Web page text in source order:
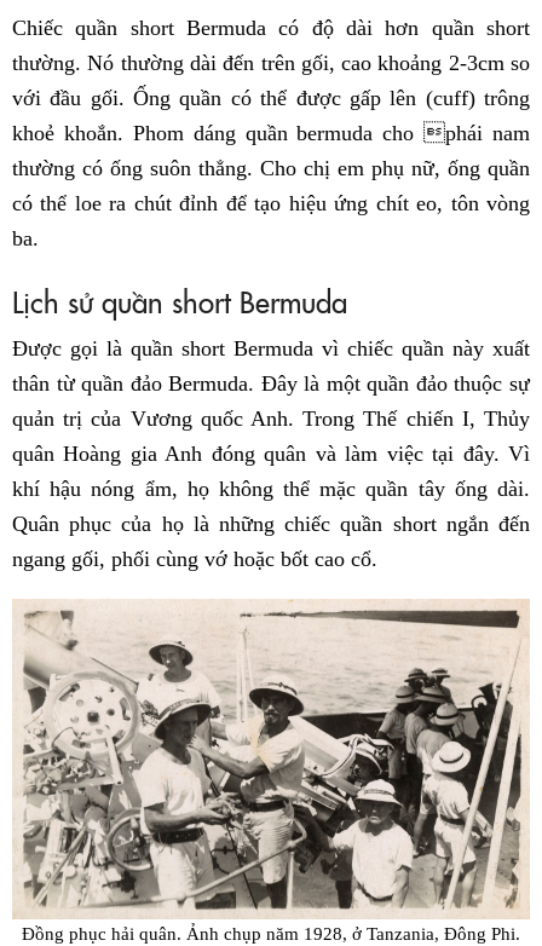
Chiếc quần short Bermuda có độ dài hơn quần short
thường. Nó thường dài đến trên gối, cao khoảng 2-3cm so
với đầu gối. Ống quần có thể được gấp lên (cuff) trông
khoẻ khoắn. Phom dáng quần bermuda cho phái nam
thường có ống suôn thẳng. Cho chị em phụ nữ, ống quần
có thể loe ra chút đỉnh để tạo hiệu ứng chít eo, tôn vòng
ba.
Lịch sử quần short Bermuda
Được gọi là quần short Bermuda vì chiếc quần này xuất
thân từ quần đảo Bermuda. Đây là một quần đảo thuộc sự
quản trị của Vương quốc Anh. Trong Thế chiến I, Thủy
quân Hoàng gia Anh đóng quân và làm việc tại đây. Vì
khí hậu nóng ẩm, họ không thể mặc quần tây ống dài.
Quân phục của họ là những chiếc quần short ngắn đến
ngang gối, phối cùng vớ hoặc bốt cao cổ.
Đồng phục hải quân. Ảnh chụp năm 1928, ở Tanzania, Đông Phi.